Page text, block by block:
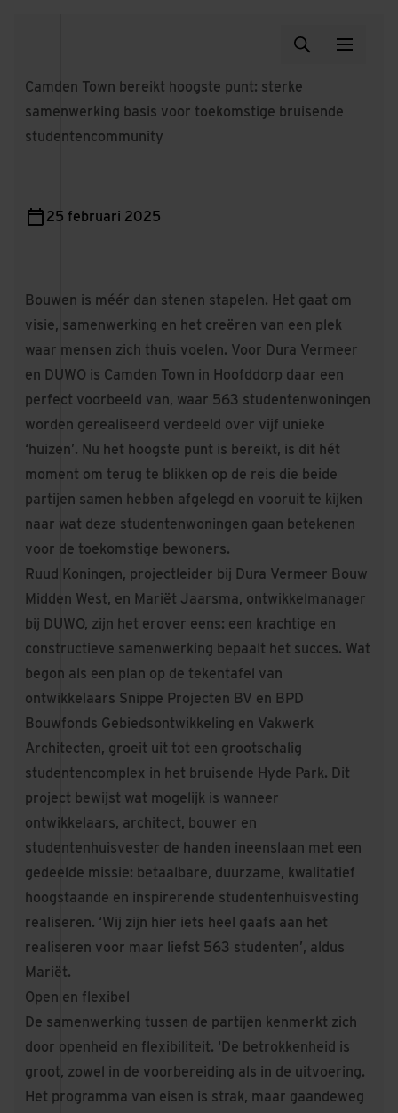
Camden Town bereikt hoogste punt: sterke
samenwerking basis voor toekomstige bruisende
studentencommunity
25 februari 2025
Bouwen is méér dan stenen stapelen. Het gaat om
visie, samenwerking en het creëren van een plek
waar mensen zich thuis voelen. Voor Dura Vermeer
en DUWO is Camden Town in Hoofddorp daar een
perfect voorbeeld van, waar 563 studentenwoningen
worden gerealiseerd verdeeld over vijf unieke
‘huizen’. Nu het hoogste punt is bereikt, is dit hét
moment om terug te blikken op de reis die beide
partijen samen hebben afgelegd en vooruit te kijken
naar wat deze studentenwoningen gaan betekenen
voor de toekomstige bewoners.
Ruud Koningen, projectleider bij Dura Vermeer Bouw
Midden West, en Mariët Jaarsma, ontwikkelmanager
bij DUWO, zijn het erover eens: een krachtige en
constructieve samenwerking bepaalt het succes. Wat
begon als een plan op de tekentafel van
ontwikkelaars Snippe Projecten BV en BPD
Bouwfonds Gebiedsontwikkeling en Vakwerk
Architecten, groeit uit tot een grootschalig
studentencomplex in het bruisende Hyde Park. Dit
project bewijst wat mogelijk is wanneer
ontwikkelaars, architect, bouwer en
studentenhuisvester de handen ineenslaan met een
gedeelde missie: betaalbare, duurzame, kwalitatief
hoogstaande en inspirerende studentenhuisvesting
realiseren. ‘Wij zijn hier iets heel gaafs aan het
realiseren voor maar liefst 563 studenten’, aldus
Mariët.
Open en flexibel
De samenwerking tussen de partijen kenmerkt zich
door openheid en flexibiliteit. ‘De betrokkenheid is
groot, zowel in de voorbereiding als in de uitvoering.
Het programma van eisen is strak, maar gaandeweg